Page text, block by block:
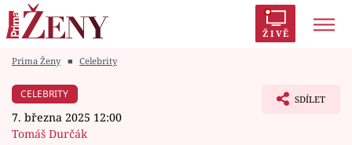
ŽIVĚ
Módní alarm
Prima Ženy ■ Celebrity
CELEBRITY
7. března 2025 12:00
Tomáš Durčák
SDÍLET